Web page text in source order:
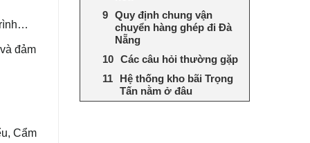
đảm
Cẩm
Quy định chung vận
chuyển hàng ghép đi Đà
Nẵng
Các câu hỏi thường gặp
Hệ thống kho bãi Trọng
Tấn nằm ở đâu